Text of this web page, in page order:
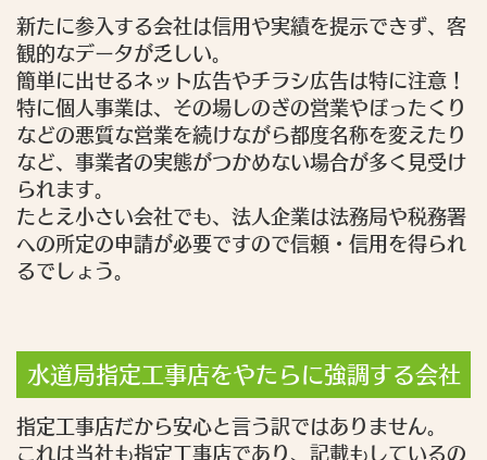
新たに参入する会社は信用や実績を提示できず、客
観的なデータが乏しい。
簡単に出せるネット広告やチラシ広告は特に注意！
特に個人事業は、その場しのぎの営業やぼったくり
などの悪質な営業を続けながら都度名称を変えたり
など、事業者の実態がつかめない場合が多く見受け
られます。
たとえ小さい会社でも、法人企業は法務局や税務署
への所定の申請が必要ですので信頼・信用を得られ
るでしょう。
水道局指定工事店をやたらに強調する会社
指定工事店だから安心と言う訳ではありません。
これは当社も指定工事店であり、記載もしているの